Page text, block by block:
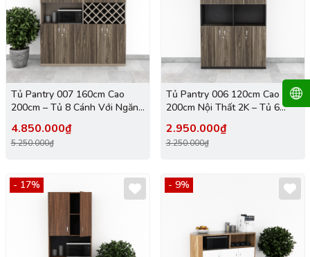
Tủ Pantry 007 160cm Cao
200cm – Tủ 8 Cánh Với Ngăn
4.850.000₫
5.250.000₫
Tủ Pantry 006 120cm Cao
200cm Nội Thất 2K – Tủ 6
Cánh Lưu Trữ Lớn
2.950.000₫
3.250.000₫
- 17% - 9%